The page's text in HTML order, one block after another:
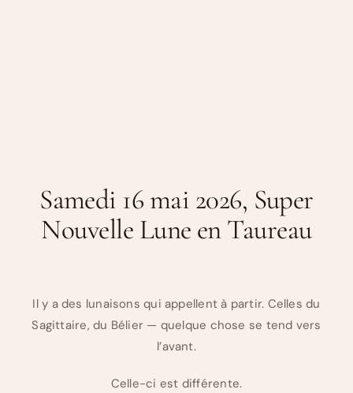
Samedi 16 mai 2026, Super
Nouvelle Lune en Taureau
Il y a des lunaisons qui appellent à partir. Celles du
Sagittaire, du Bélier — quelque chose se tend vers
l’avant.
Celle-ci est différente.